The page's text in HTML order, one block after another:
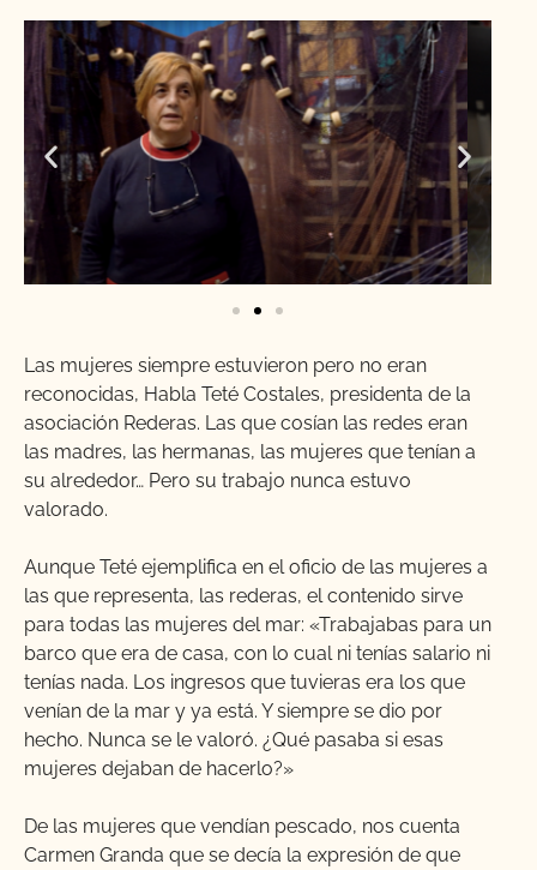
Las mujeres siempre estuvieron pero no eran
reconocidas, Habla Teté Costales, presidenta de la
asociación Rederas. Las que cosían las redes eran
las madres, las hermanas, las mujeres que tenían a
su alrededor… Pero su trabajo nunca estuvo
valorado.
Aunque Teté ejemplifica en el oficio de las mujeres a
las que representa, las rederas, el contenido sirve
para todas las mujeres del mar: «Trabajabas para un
barco que era de casa, con lo cual ni tenías salario ni
tenías nada. Los ingresos que tuvieras era los que
venían de la mar y ya está. Y siempre se dio por
hecho. Nunca se le valoró. ¿Qué pasaba si esas
mujeres dejaban de hacerlo?»
De las mujeres que vendían pescado, nos cuenta
Carmen Granda que se decía la expresión de que